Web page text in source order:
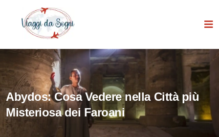
Abydos: Cosa Vedere nella Città più
Misteriosa dei Faroani